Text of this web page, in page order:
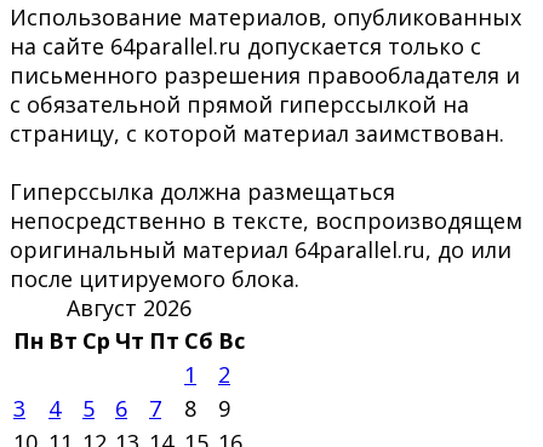
Использование материалов, опубликованных
на сайте 64parallel.ru допускается только с
письменного разрешения правообладателя и
с обязательной прямой гиперссылкой на
страницу, с которой материал заимствован.
Гиперссылка должна размещаться
непосредственно в тексте, воспроизводящем
оригинальный материал 64parallel.ru, до или
после цитируемого блока.
Август 2026
Пн Вт Ср Чт Пт Сб Вс
1
2
3
4 5 6 7 8
9